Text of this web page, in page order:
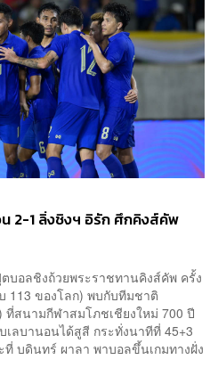
น 2-1 ลิ่งชิงฯ อิรัก ศึกคิงส์คัพ
อลชิงถ้วยพระราชทานคิงส์คัพ ครั้ง
113 ของโลก) พบกับทีมชาติ
ที่สนามกีฬาสมโภชเชียงใหม่ 700 ปี
เลบานอนได้สูสี กระทั่งนาทีที่ 45+3
บดินทร์ ผาลา พาบอลขึ้นเกมทางฝั่ง